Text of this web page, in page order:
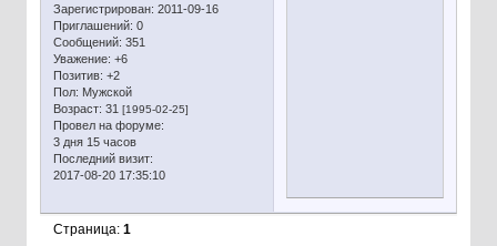
Зарегистрирован: 2011-09-16
Приглашений: 0
Сообщений: 351
Уважение: +6
Позитив: +2
Пол: Мужской
Возраст: 31 [1995-02-25]
Провел на форуме:
3 дня 15 часов
Последний визит:
2017-08-20 17:35:10
Страница: 1